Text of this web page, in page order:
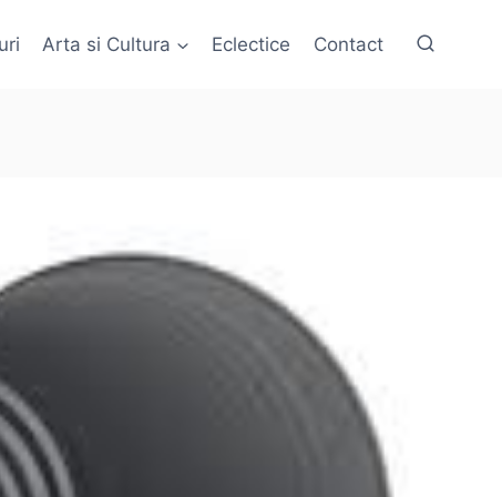
Arta si Cultura Eclectice Contact